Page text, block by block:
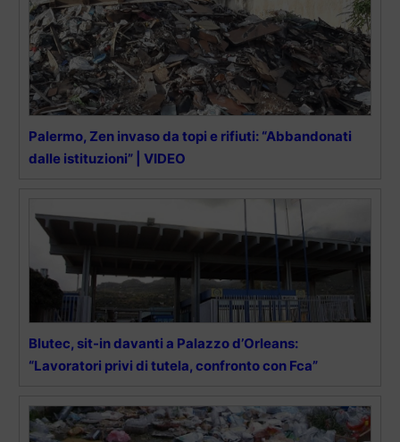
Palermo, Zen invaso da topi e rifiuti: “Abbandonati
dalle istituzioni” | VIDEO
Blutec, sit-in davanti a Palazzo d’Orleans:
“Lavoratori privi di tutela, confronto con Fca”